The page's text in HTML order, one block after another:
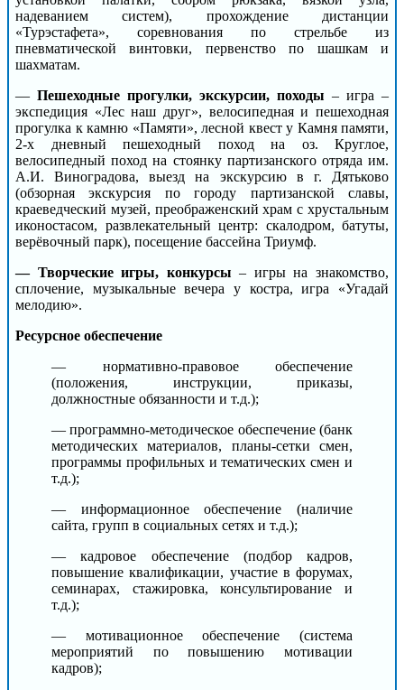
надеванием систем), прохождение дистанции
«Турэстафета», соревнования по стрельбе из
пневматической винтовки, первенство по шашкам и
шахматам.
— Пешеходные прогулки, экскурсии, походы – игра –
экспедиция «Лес наш друг», велосипедная и пешеходная
прогулка к камню «Памяти», лесной квест у Камня памяти,
2-х дневный пешеходный поход на оз. Круглое,
велосипедный поход на стоянку партизанского отряда им.
А.И. Виноградова, выезд на экскурсию в г. Дятьково
(обзорная экскурсия по городу партизанской славы,
краеведческий музей, преображенский храм с хрустальным
иконостасом, развлекательный центр: скалодром, батуты,
верёвочный парк), посещение бассейна Триумф.
— Творческие игры, конкурсы – игры на знакомство,
сплочение, музыкальные вечера у костра, игра «Угадай
мелодию».
Ресурсное обеспечение
— нормативно-правовое обеспечение
(положения, инструкции, приказы,
должностные обязанности и т.д.);
— программно-методическое обеспечение (банк
методических материалов, планы-сетки смен,
программы профильных и тематических смен и
т.д.);
— информационное обеспечение (наличие
сайта, групп в социальных сетях и т.д.);
— кадровое обеспечение (подбор кадров,
повышение квалификации, участие в форумах,
семинарах, стажировка, консультирование и
т.д.);
— мотивационное обеспечение (система
мероприятий по повышению мотивации
кадров);